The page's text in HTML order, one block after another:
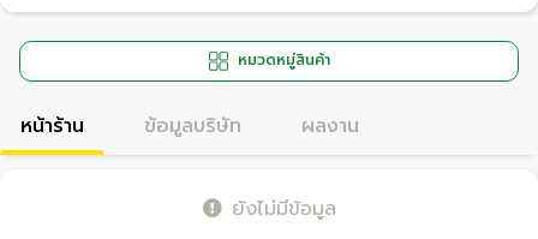
หมวดหมู่สินค้า
หน้าร้าน ข้อมูลบริษัท ผลงาน
ยังไม่มีข้อมูล